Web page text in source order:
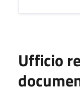
Ufficio